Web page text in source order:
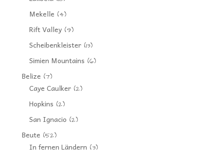
Mekelle (4)
Rift Valley(9)
Scheibenkleister(13)
Simien Mountains (6)
Belize (7)
Caye Caulker(2)
Hopkins (2)
San Ignacio (2)
Beute (52)
In fernen Ländern (3)